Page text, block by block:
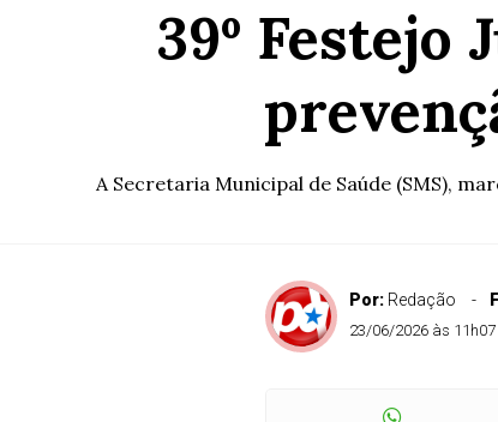
39º Festejo
A Secretaria Municipal de Saúde (SMS),
Por: Redação
23/06/2026 às 11h07